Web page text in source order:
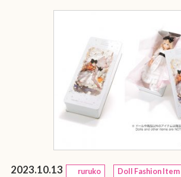
2023.10.13 ruruko Doll Fashion Item